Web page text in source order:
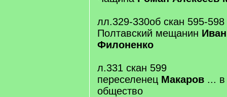
лл.329-330об скан 595-598
Полтавский мещанин
Филоненко
л.331 скан 599
переселенец Макаров ... в
общество